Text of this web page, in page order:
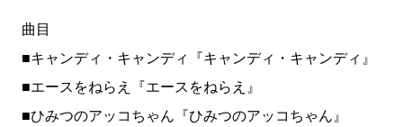
曲目
■キャンディ・キャンディ『キャンディ・キャンディ』
■エースをねらえ『エースをねらえ』
■ひみつのアッコちゃん『ひみつのアッコちゃん』